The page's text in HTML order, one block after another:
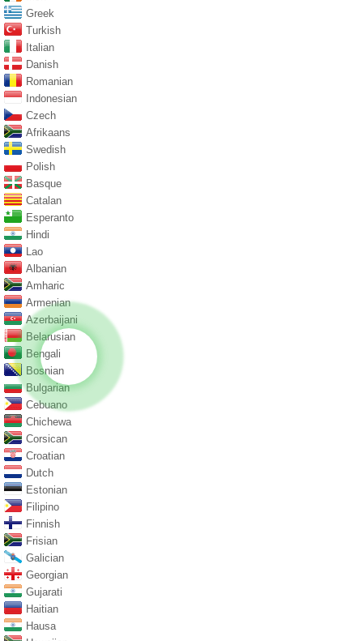
Greek
Turkish
Italian
Danish
Romanian
Indonesian
Czech
Afrikaans
Swedish
Polish
Basque
Catalan
Esperanto
Hindi
Lao
Albanian
Amharic
Armenian
Azerbaijani
Belarusian
Bengali
Bosnian
Bulgarian
Cebuano
Chichewa
Corsican
Croatian
Dutch
Estonian
Filipino
Finnish
Frisian
Galician
Georgian
Gujarati
Haitian
Hausa